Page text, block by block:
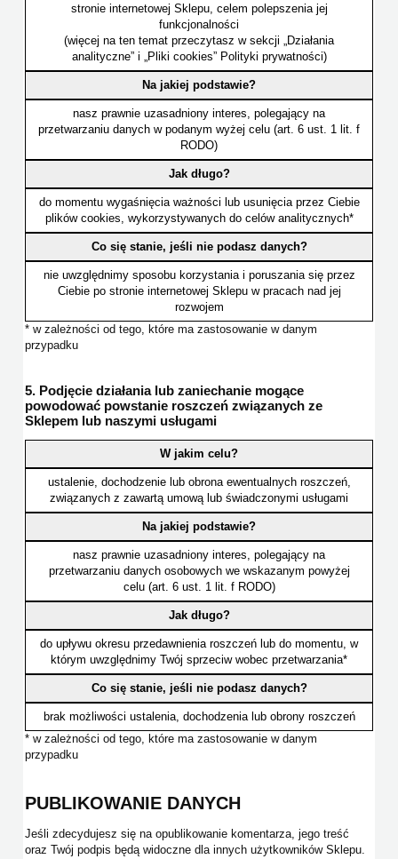
stronie internetowej Sklepu, celem polepszenia jej
funkcjonalności
(więcej na ten temat przeczytasz w sekcji „Działania
analityczne” i „Pliki cookies” Polityki prywatności)
Na jakiej podstawie?
nasz prawnie uzasadniony interes, polegający na
przetwarzaniu danych w podanym wyżej celu (art. 6 ust. 1 lit. f
RODO)
Jak długo?
do momentu wygaśnięcia ważności lub usunięcia przez Ciebie
plików cookies, wykorzystywanych do celów analitycznych*
Co się stanie, jeśli nie podasz danych?
nie uwzględnimy sposobu korzystania i poruszania się przez
Ciebie po stronie internetowej Sklepu w pracach nad jej
rozwojem
* w zależności od tego, które ma zastosowanie w danym
przypadku
5. Podjęcie działania lub zaniechanie mogące
powodować powstanie roszczeń związanych ze
Sklepem lub naszymi usługami
W jakim celu?
ustalenie, dochodzenie lub obrona ewentualnych roszczeń,
związanych z zawartą umową lub świadczonymi usługami
Na jakiej podstawie?
nasz prawnie uzasadniony interes, polegający na
przetwarzaniu danych osobowych we wskazanym powyżej
celu (art. 6 ust. 1 lit. f RODO)
Jak długo?
do upływu okresu przedawnienia roszczeń lub do momentu, w
którym uwzględnimy Twój sprzeciw wobec przetwarzania*
Co się stanie, jeśli nie podasz danych?
brak możliwości ustalenia, dochodzenia lub obrony roszczeń
* w zależności od tego, które ma zastosowanie w danym
przypadku
PUBLIKOWANIE DANYCH
Jeśli zdecydujesz się na opublikowanie komentarza, jego treść
oraz Twój podpis będą widoczne dla innych użytkowników Sklepu.